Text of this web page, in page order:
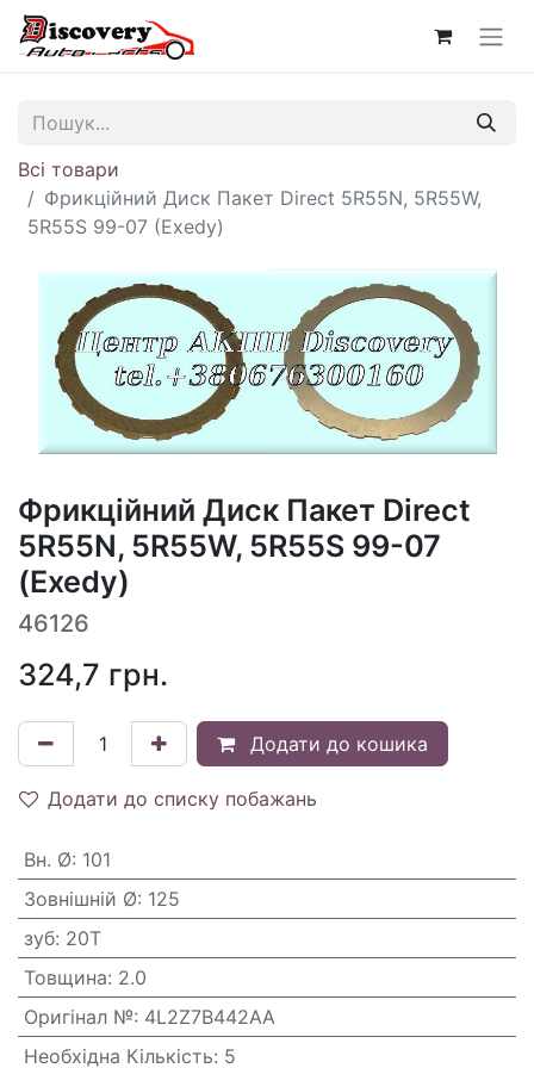
Всі товари
Фрикційний Диск Пакет Direct 5R55N, 5R55W,
5R55S 99-07 (Exedy)
Фрикційний Диск Пакет Direct
5R55N, 5R55W, 5R55S 99-07
(Exedy)
46126
324,7 грн.
Додати до кошика
Додати до списку побажань
Вн. Ø: 101
Зовнішній Ø: 125
зуб: 20T
Товщина: 2.0
Оригінал №: 4L2Z7B442AA
Необхідна Кількість: 5